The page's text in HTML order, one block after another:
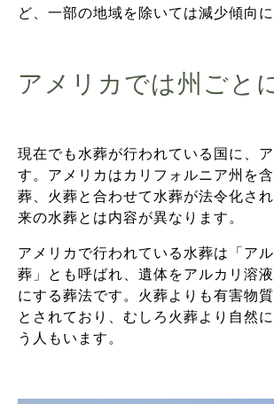
ど、一部の地域を除いては減少傾向に
アメリカでは州ごと
現在でも水葬が行われている国に、
す。アメリカはカリフォルニア州を
葬、火葬と合わせて水葬が法令化さ
来の水葬とは内容が異なります。
アメリカで行われている水葬は「ア
葬」とも呼ばれ、遺体をアルカリ溶
にする葬法です。火葬よりも有害物
とされており、むしろ火葬より自然
う人もいます。